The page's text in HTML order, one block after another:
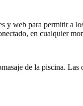
web para permitir a
en cualquier
de la piscina.